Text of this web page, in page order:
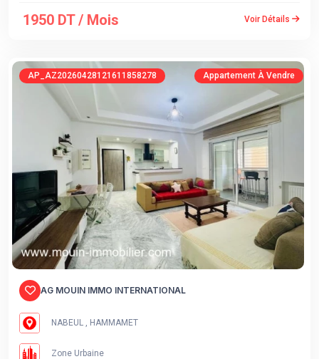
1950 DT / Mois Voir Détails
AP_AZ20260428121611858278 Appartement À Vendre
AG MOUIN IMMO INTERNATIONAL
NABEUL , HAMMAMET
Zone Urbaine